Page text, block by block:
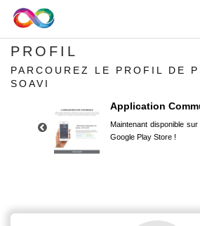
PROFIL
PARCOUREZ LE PROFIL DE
SOAVI
Application
Maintenant disponible
Google Play Store !
Google Play Store !